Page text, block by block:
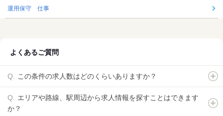
運用保守 仕事
よくあるご質問
この条件の求人数はどのくらいありますか？
エリアや路線、駅周辺から求人情報を探すことはできます
か？